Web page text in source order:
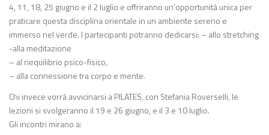
4, 11, 18, 25 giugno e il 2 luglio e offriranno un’opportunità unica per
praticare questa disciplina orientale in un ambiente sereno e
immerso nel verde. I partecipanti potranno dedicarsi: – allo stretching
-alla meditazione
– al riequilibrio psico-fisico,
– alla connessione tra corpo e mente.
Chi invece vorrà avvicinarsi a PILATES, con Stefania Roverselli, le
lezioni si svolgeranno il 19 e 26 giugno, e il 3 e 10 luglio.
Gli incontri mirano a: